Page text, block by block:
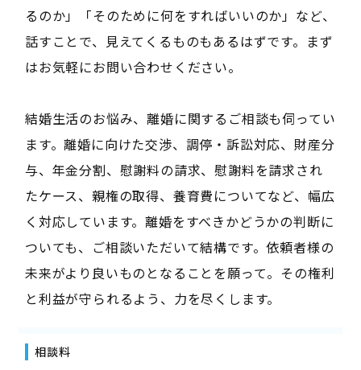
るのか」「そのために何をすればいいのか」など、
話すことで、見えてくるものもあるはずです。まず
はお気軽にお問い合わせください。
結婚生活のお悩み、離婚に関するご相談も伺ってい
ます。離婚に向けた交渉、調停・訴訟対応、財産分
与、年金分割、慰謝料の請求、慰謝料を請求され
たケース、親権の取得、養育費についてなど、幅広
く対応しています。離婚をすべきかどうかの判断に
ついても、ご相談いただいて結構です。依頼者様の
未来がより良いものとなることを願って。その権利
と利益が守られるよう、力を尽くします。
相談料